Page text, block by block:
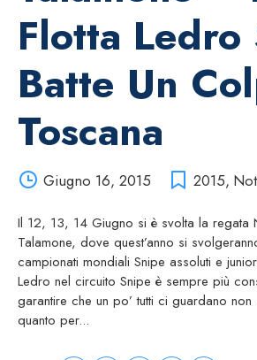
Flotta Ledro
Batte Un
Toscana
Giugno 16, 2015 2015,
Il 12, 13, 14 Giugno si è svolta la regata
Talamone, dove quest’anno si
campionati mondiali Snipe assoluti e
Ledro nel circuito Snipe è sempre più
garantire che un po’ tutti ci guardano
quanto per...